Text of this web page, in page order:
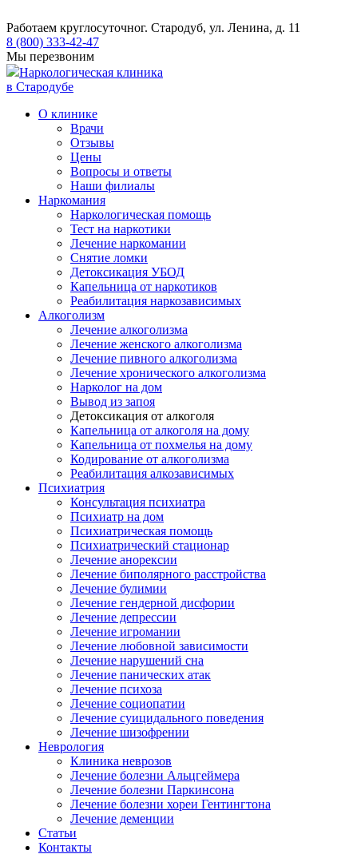
Работаем круглосуточног. Стародуб, ул. Ленина, д. 11
8 (800) 333-42-47
Мы перезвоним
Наркологическая клиника
в Стародубе
О клинике
Врачи
Отзывы
Цены
Вопросы и ответы
Наши филиалы
Наркомания
Наркологическая помощь
Тест на наркотики
Лечение наркомании
Снятие ломки
​​Детоксикация УБОД
Капельница от наркотиков
Реабилитация наркозависимых
Алкоголизм
Лечение алкоголизма
Лечение женского алкоголизма
Лечение пивного алкоголизма
Лечение хронического алкоголизма
Нарколог на дом
Вывод из запоя
Детоксикация от алкоголя
Капельница от алкоголя на дому
Капельница от похмелья на дому
Кодирование от алкоголизма
Реабилитация алкозависимых
Психиатрия
Консультация психиатра
Психиатр на дом
Психиатрическая помощь
Психиатрический стационар
Лечение анорексии
Лечение биполярного расстройства
Лечение булимии
Лечение гендерной дисфории
Лечение депрессии
Лечение игромании
Лечение любовной зависимости
Лечение нарушений сна
Лечение панических атак
Лечение психоза
Лечение социопатии
Лечение суицидального поведения
Лечение шизофрении
Неврология
Клиника неврозов
Лечение болезни Альцгеймера
Лечение болезни Паркинсона
Лечение болезни хореи Гентингтона
Лечение деменции
Статьи
Контакты